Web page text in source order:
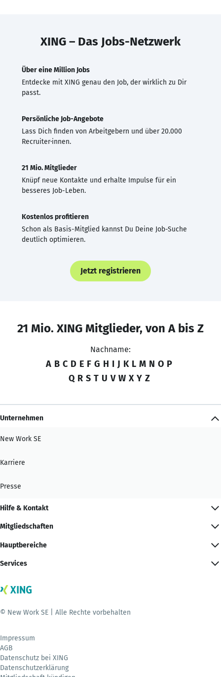
XING – Das Jobs-Netzwerk
Über eine Million Jobs
Entdecke mit XING genau den Job, der wirklich zu Dir
passt.
Persönliche Job-Angebote
Lass Dich finden von Arbeitgebern und über 20.000
Recruiter·innen.
21 Mio. Mitglieder
Knüpf neue Kontakte und erhalte Impulse für ein
besseres Job-Leben.
Kostenlos profitieren
Schon als Basis-Mitglied kannst Du Deine Job-Suche
deutlich optimieren.
Jetzt registrieren
21 Mio. XING Mitglieder, von A bis Z
Nachname:
A B C D E F G H I J K L M N O P
Q R S T U V W X Y Z
Unternehmen
New Work SE
Karriere
Presse
Hilfe & Kontakt
Mitgliedschaften
Hauptbereiche
Services
© New Work SE | Alle Rechte vorbehalten
Impressum
AGB
Datenschutz bei XING
Datenschutzerklärung